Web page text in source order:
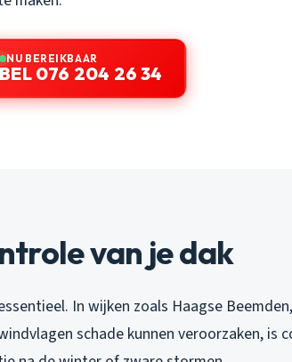
NU BEREIKBAAR
BEL 076 204 26 34
van je dak
In wijken zoals Haagse
schade kunnen veroorzaken, is